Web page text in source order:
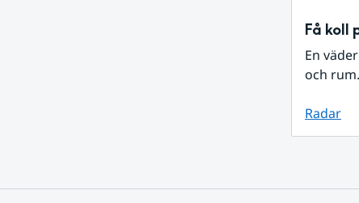
Få koll
En
och
Radar